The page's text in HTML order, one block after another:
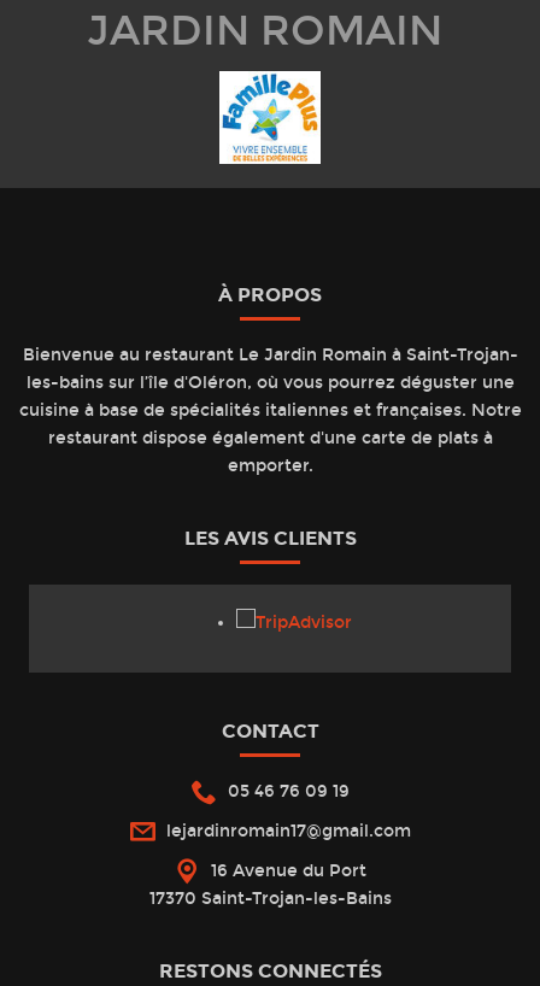
JARDIN ROMAIN
À PROPOS
Bienvenue au restaurant Le Jardin Romain à Saint-Trojan-
les-bains sur l’île d'Oléron, où vous pourrez déguster une
cuisine à base de spécialités italiennes et françaises. Notre
restaurant dispose également d'une carte de plats à
emporter.
LES AVIS CLIENTS
CONTACT
05 46 76 09 19
lejardinromain17@gmail.com
16 Avenue du Port
17370 Saint-Trojan-les-Bains
RESTONS CONNECTÉS